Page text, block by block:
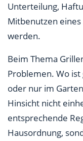
Unterteilung,
Mitbenutzen
werden.
Beim Thema
Problemen. Wo
oder nur im
Hinsicht nicht
entsprechende
Hausordnung,